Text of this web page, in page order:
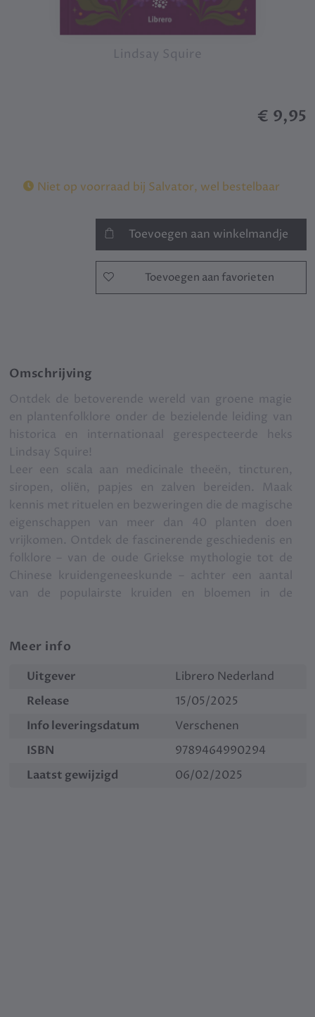
Lindsay Squire
€ 9,95
Niet op voorraad bij Salvator, wel bestelbaar
Toevoegen aan winkelmandje
Toevoegen aan favorieten
Omschrijving
Ontdek de betoverende wereld van groene magie
en plantenfolklore onder de bezielende leiding van
historica en internationaal gerespecteerde heks
Lindsay Squire!
Leer een scala aan medicinale theeën, tincturen,
siropen, oliën, papjes en zalven bereiden. Maak
kennis met rituelen en bezweringen die de magische
eigenschappen van meer dan 40 planten doen
vrijkomen. Ontdek de fascinerende geschiedenis en
folklore – van de oude Griekse mythologie tot de
Chinese kruidengeneeskunde – achter een aantal
van de populairste kruiden en bloemen in de
folklore of een ervaren heks bent, met dit boek
verder ontwikkelen.
Meer info
Uitgever
Librero Nederland
Release
15/05/2025
Info leveringsdatum
Verschenen
ISBN
9789464990294
Laatst gewijzigd
06/02/2025